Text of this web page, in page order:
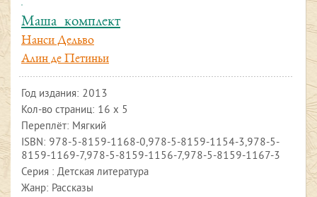
Маша_комплект
Нанси Дельво
Алин де Петиньи
Год издания: 2013
Кол-во страниц: 16 х 5
Переплёт: Мягкий
ISBN: 978-5-8159-1168-0,978-5-8159-1154-3,978-5-
8159-1169-7,978-5-8159-1156-7,978-5-8159-1167-3
Серия : Детская литература
Жанр: Рассказы